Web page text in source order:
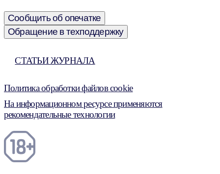
Сообщить об опечатке
Обращение в техподдержку
СТАТЬИ ЖУРНАЛА
Политика обработки файлов cookie
На информационном ресурсе применяются
рекомендательные технологии